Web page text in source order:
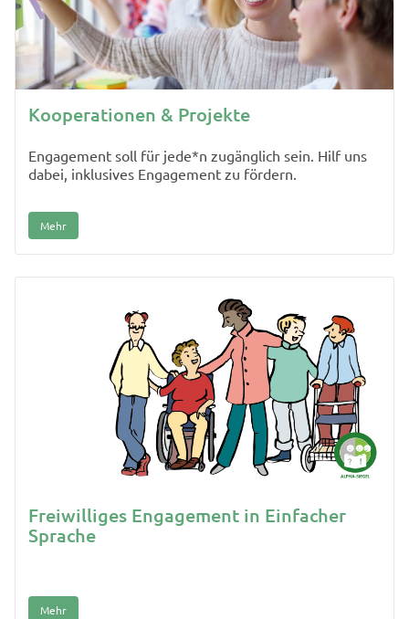
Kooperationen & Projekte
Engagement soll für jede*n zugänglich sein. Hilf uns
dabei, inklusives Engagement zu fördern.
Mehr
Freiwilliges Engagement in Einfacher
Sprache
Mehr